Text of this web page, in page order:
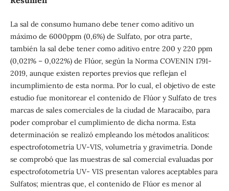
La sal de consumo humano debe tener como aditivo un
máximo de 6000ppm (0,6%) de Sulfato, por otra parte,
también la sal debe tener como aditivo entre 200 y 220 ppm
(0,021% – 0,022%) de Flúor, según la Norma COVENIN 1791-
2019, aunque existen reportes previos que reflejan el
incumplimiento de esta norma. Por lo cual, el objetivo de este
estudio fue monitorear el contenido de Flúor y Sulfato de tres
marcas de sales comerciales de la ciudad de Maracaibo, para
poder comprobar el cumplimiento de dicha norma. Esta
determinación se realizó empleando los métodos analíticos:
espectrofotometría UV-VIS, volumetría y gravimetría. Donde
se comprobó que las muestras de sal comercial evaluadas por
espectrofotometría UV- VIS presentan valores aceptables para
Sulfatos; mientras que, el contenido de Flúor es menor al